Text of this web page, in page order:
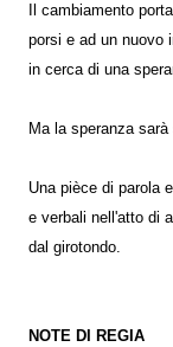
Il cambiamento
porsi e ad un nuovo
in cerca di una
Ma la speranza
Una pièce di parola
e verbali nell'atto di
dal girotondo.
NOTE DI REGIA